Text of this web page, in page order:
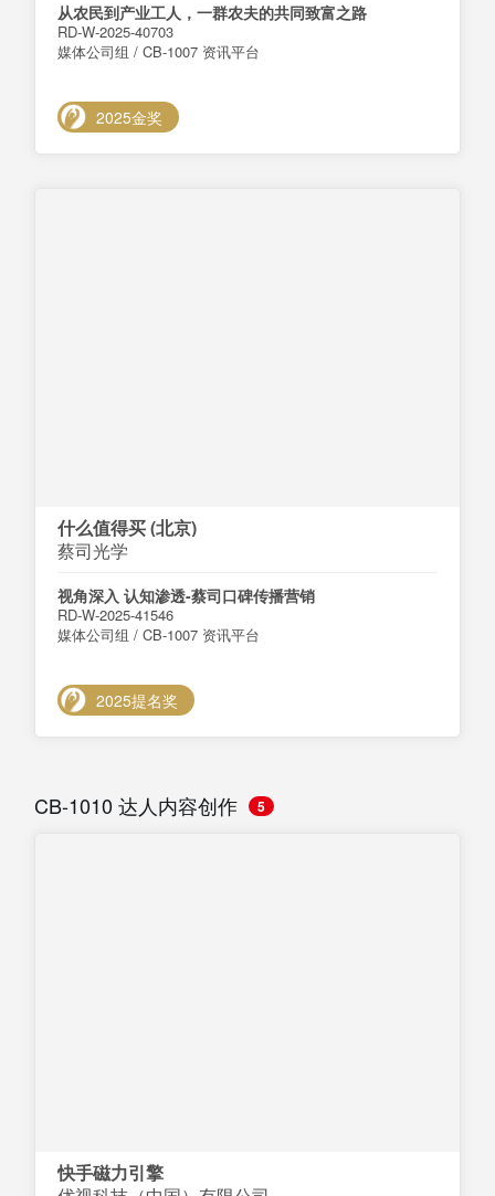
从农民到产业工人，一群农夫的共同致富之路
RD-W-2025-40703
媒体公司组 / CB-1007 资讯平台
2025金奖
什么值得买 (北京)
蔡司光学
视角深入 认知渗透-蔡司口碑传播营销
RD-W-2025-41546
媒体公司组 / CB-1007 资讯平台
2025提名奖
CB-1010 达人内容创作 5
快手磁力引擎